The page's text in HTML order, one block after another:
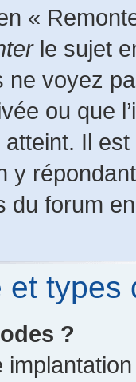
«
le sujet
ne voyez
ou que
atteint. Il
y
du forum
et types
?